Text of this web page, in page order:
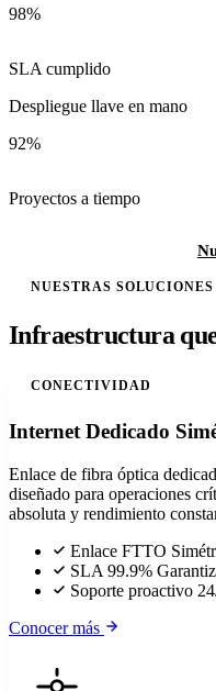
98%
SLA cumplido
Despliegue llave en mano
92%
Proyectos a tiempo
NUESTRAS SOLUCIONES
Infraestructura
CONECTIVIDAD
Internet Dedicado
Enlace de fibra óptica
diseñado para operaciones
absoluta y rendimiento
Enlace FTTO
SLA 99.9%
Soporte proactivo
Conocer más